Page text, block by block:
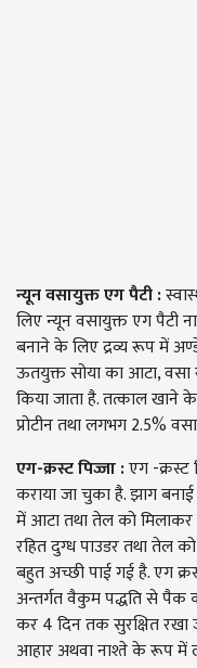
न्यून वसायुक्त एग पैटी:
लिए न्यून वसायुक्त एग पैटी
बनाने के लिए द्रव्य रूप में
ऊतयुक्त सोया का आटा, वसा
किया जाता है. तत्काल खाने
प्रोटीन तथा लगभग 2.5%
एग-क्रस्ट पिज्जा:एग -क्रस्ट
कराया जा चुका है. झाग
में आटा तथा तेल को
रहित दुग्ध पाउडर तथा तेल
बहुत अच्छी पाई गई है. एग
अन्तर्गत वैकुम पद्धति से पैक
कर 4 दिन तक सुरक्षित रखा
आहार अथवा नाश्ते के रूप में